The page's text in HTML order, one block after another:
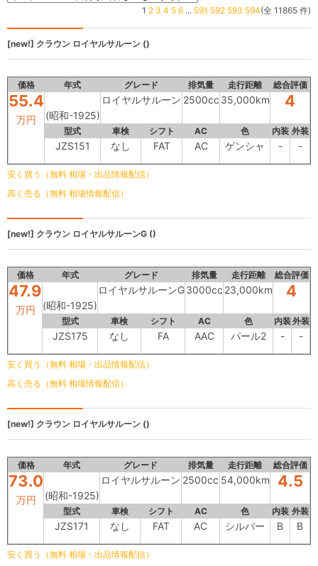
1 2 3 4 5 6 ... 591 592 593 594(全 11865 件)
[new!] クラウン ロイヤルサルーン ()
価格 年式 グレード 排気量 走行距離 総合評価
55.4
万円 (昭和-1925)
ロイヤルサルーン 2500cc 35,000km 4
型式 車検 シフト AC 色 内装 外装
JZS151 なし FAT AC ゲンシャ - -
安く買う（無料 相場・出品情報配信）
高く売る（無料 相場情報配信）
[new!] クラウン ロイヤルサルーンG ()
価格 年式 グレード 排気量 走行距離 総合評価
47.9
万円 (昭和-1925)
ロイヤルサルーンG3000cc 23,000km 4
型式 車検 シフト AC 色 内装外装
JZS175 なし FA AAC パール2 - -
安く買う（無料 相場・出品情報配信）
高く売る（無料 相場情報配信）
[new!] クラウン ロイヤルサルーン ()
価格 年式 グレード 排気量 走行距離 総合評価
73.0
万円 (昭和-1925)
ロイヤルサルーン 2500cc 54,000km 4.5
型式 車検 シフト AC 色 内装 外装
JZS171 なし FAT AC シルバー B B
安く買う（無料 相場・出品情報配信）